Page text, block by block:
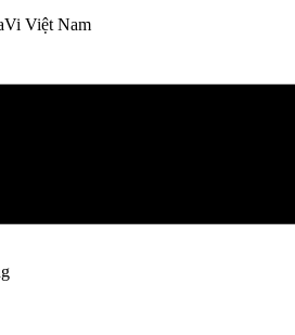
Việt Nam
An Phú, P.Dương Nội, Q.Hà